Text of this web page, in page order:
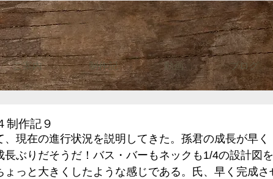
ご案内 制作記 動画 ブログ
制作記９
現在の進行状況を説明してきた。孫君の成長が早く
ぶりだそうだ！バス・バーもネックも1/4の設計図を
っと大きくしたような感じである。氏、早く完成さ